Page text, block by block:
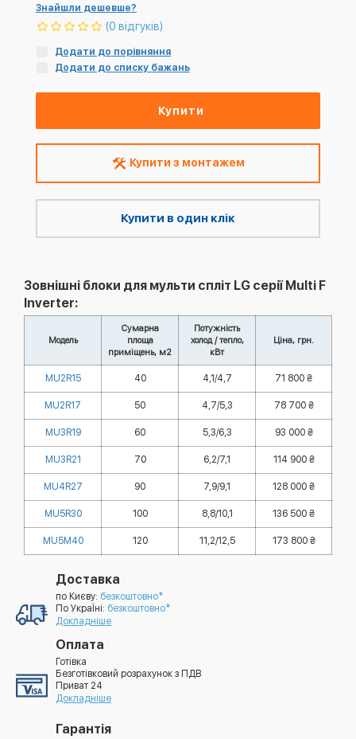
Знайшли дешевше?
(0 відгуків)
Додати до порівняння
Додати до списку бажань
Купити
Купити з монтажем
Купити в один клік
Зовнішні блоки для мульти спліт LG серії Multi F
Inverter:
Модель
Сумарна
площа
приміщень, м2
Потужність
холод / тепло,
кВт
Ціна, грн.
MU2R15 40 4,1/4,7 71 800 ₴
MU2R17 50 4,7/5,3 78 700 ₴
MU3R19 60 5,3/6,3 93 000 ₴
MU3R21 70 6,2/7,1 114 900 ₴
MU4R27 90 7,9/9,1 128 000 ₴
MU5R30 100 8,8/10,1 136 500 ₴
MU5M40 120 11,2/12,5 173 800 ₴
Доставка
по Києву: безкоштовно*
По УкраЇні: безкоштовно*
Докладніше
Оплата
Готівка
Безготівковий розрахунок з ПДВ
Приват 24
Докладніше
Гарантія